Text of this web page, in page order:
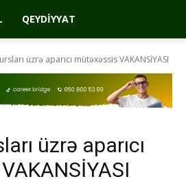
QEYDIYYAT
üzrə aparıcı mütəxəssis VAKANSİYASI
üzrə aparıcı